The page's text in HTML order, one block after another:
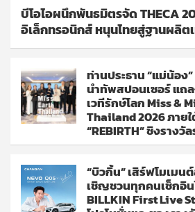
บีโอไอผนึกพันธมิตรจัด THECA
อิเล็กทรอนิกส์ หนุนไทยสู่ฐานผลิต
ท่านประธาน “แม่น้อง
นำทัพสปอนเซอร์ แถ
เวทีรักษ์โลก Miss &
Thailand 2026 ภาย
“REBIRTH” ชิงรางวั
“บิวกิ้น” เสิร์ฟโมเม
เชิญชวนทุกคนเช็กอิน
BILLKIN First Live